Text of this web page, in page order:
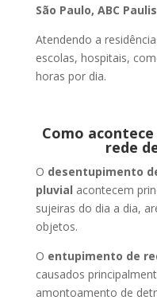
São Paulo, ABC
Atendendo a
escolas, hospitais,
horas por dia.
Como
rede
O desentupimento
pluvial acontecem
sujeiras do dia a dia,
objetos.
O entupimento de
causados
amontoamento de